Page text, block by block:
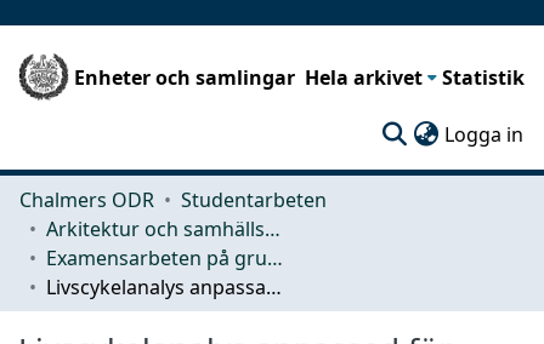
Enheter och samlingar Hela arkivet Statistik
Logga in
Chalmers ODR
Studentarbeten
Arkitektur och samhällsbyggnadsteknik (ACE)
Examensarbeten på grundnivå
Livscykelanalys anpassad för klimatdeklaration -En granskande studie gällande klimatdeklarationens styrkor och svagheter